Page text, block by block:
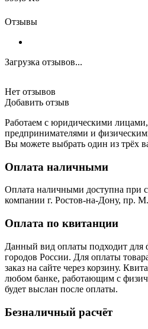
Отзывы
Загрузка отзывов...
Нет отзывов
Добавить отзыв
Работаем с юридическими
предпринимателями и
Вы можете выбрать один из трёх
Оплата наличными
Оплата наличными доступна при
компании г. Ростов-на-Дону, пр.
Оплата по квитанции
Данный вид оплаты подходит для
городов России. Для оплаты
заказ на сайте через корзину.
любом банке, работающим с
будет выслан после оплаты.
Безналичный расчёт